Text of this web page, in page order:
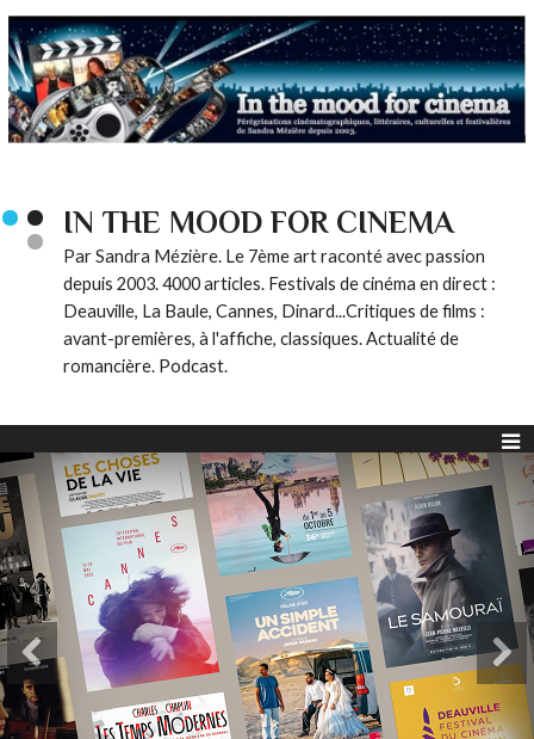
IN THE MOOD FOR CINEMA
Par Sandra Mézière. Le 7ème art raconté avec passion
depuis 2003. 4000 articles. Festivals de cinéma en direct :
Deauville, La Baule, Cannes, Dinard...Critiques de films :
avant-premières, à l'affiche, classiques. Actualité de
romancière. Podcast.